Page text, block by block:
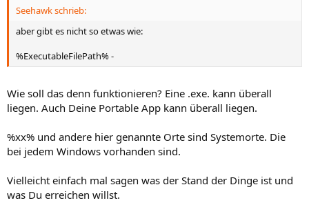
Seehawk schrieb:
aber gibt es nicht so etwas wie:
%ExecutableFilePath% -
Wie soll das denn funktionieren? Eine .exe. kann überall
liegen. Auch Deine Portable App kann überall liegen.
%xx% und andere hier genannte Orte sind Systemorte. Die
bei jedem Windows vorhanden sind.
Vielleicht einfach mal sagen was der Stand der Dinge ist und
was Du erreichen willst.